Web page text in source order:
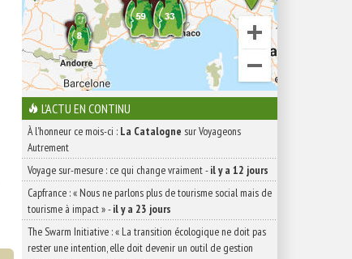
L'ACTU EN CONTINU
À l'honneur ce mois-ci : La Catalogne sur Voyageons
Autrement
Voyage sur-mesure : ce qui change vraiment-il y a 12 jours
Capfrance : « Nous ne parlons plus de tourisme social mais de
tourisme à impact »-il y a 23 jours
The Swarm Initiative : « La transition écologique ne doit pas
rester une intention, elle doit devenir un outil de gestion